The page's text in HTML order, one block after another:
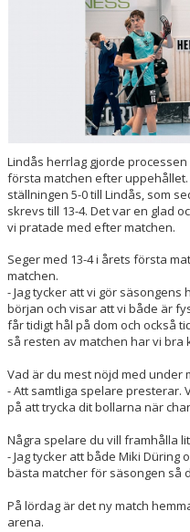
Lindås herrlag gjorde
första matchen efter
ställningen 5-0 till Lindås, som
skrevs till 13-4. Det var en glad
vi pratade med efter matchen.
Seger med 13-4 i årets första
matchen.
- Jag tycker att vi gör
början och visar att vi både är
får tidigt hål på dom och också
så resten av matchen har vi bra
Vad är du mest nöjd med under
- Att samtliga spelare presterar.
på att trycka dit bollarna när
Några spelare du vill framhålla
- Jag tycker att både Miki Düring
bästa matcher för säsongen så
På lördag är det ny match
arena.